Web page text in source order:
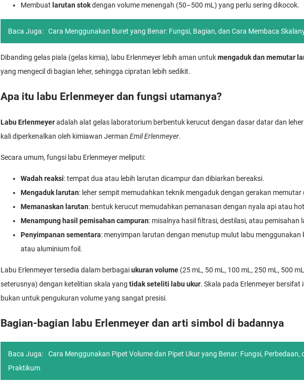
Membuat larutan stokdengan volume menengah (50–500 mL) yang perlu sering dikocok.
Baca Juga: Cara Menggunakan Buret yang Benar: Fungsi, Bagian, dan Cara Membaca
Dibanding gelas piala (gelas kimia), labu Erlenmeyer lebih aman untukmengaduk dan memutar
yang mengecil di bagian leher, sehingga cipratan lebih sedikit.
Apa itu labu Erlenmeyer dan fungsi utamanya?
Labu Erlenmeyeradalah alat gelas laboratorium berbentuk kerucut dengan dasar datar dan
kali diperkenalkan oleh kimiawan Jerman Emil Erlenmeyer.
Secara umum, fungsi labu Erlenmeyer meliputi:
Wadah reaksi: tempat dua atau lebih larutan dicampur dan dibiarkan bereaksi.
Mengaduk larutan: leher sempit memudahkan teknik mengaduk dengan gerakan memutar
Memanaskan larutan: bentuk kerucut memudahkan pemanasan dengan nyala api atau
Menampung hasil pemisahan campuran: misalnya hasil filtrasi, destilasi, atau pemisahan
Penyimpanan sementara: menyimpan larutan dengan menutup mulut labu menggunakan
atau aluminium foil.
Labu Erlenmeyer tersedia dalam berbagaiukuran volume (25 mL, 50 mL, 100 mL, 250 mL, 500
seterusnya) dengan ketelitian skala yang tidak seteliti labu ukur. Skala pada Erlenmeyer
bukan untuk pengukuran volume yang sangat presisi.
Bagian-bagian labu Erlenmeyer dan arti simbol di badannya
Baca Juga:
Cara Menggunakan Pipet Volume dan Pipet Ukur yang Benar: Fungsi, Perbedaan,
Praktikum